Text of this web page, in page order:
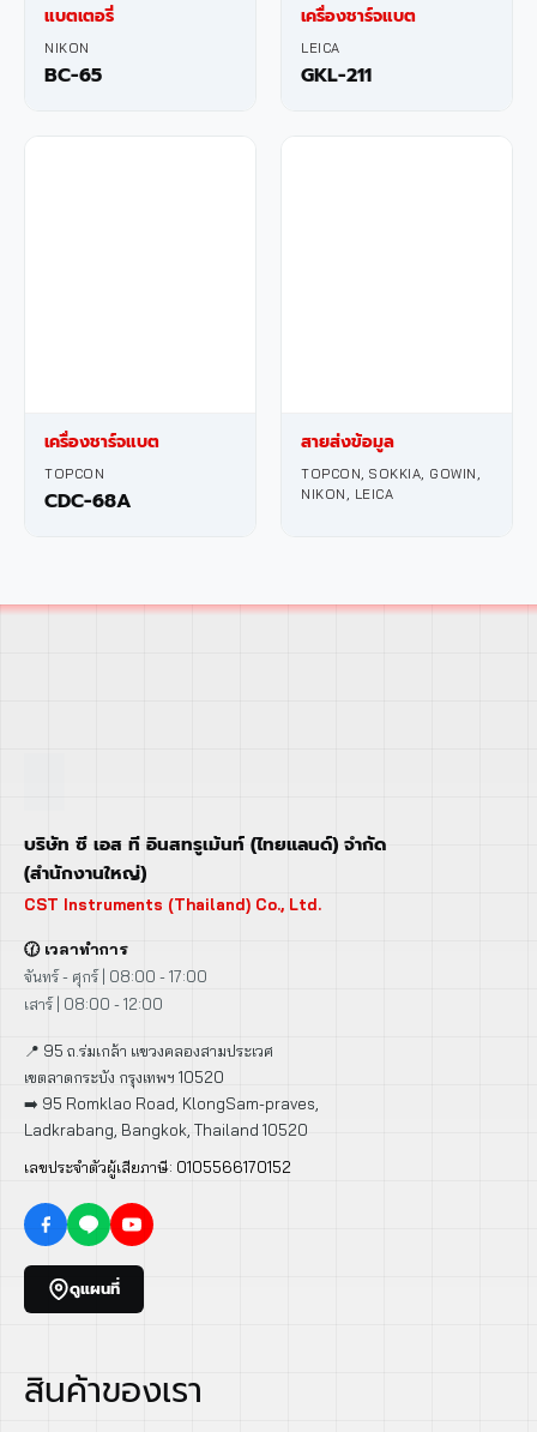
แบตเตอรี่
NIKON
BC-65
เครื่องชาร์จแบต
LEICA
GKL-211
เครื่องชาร์จแบต
TOPCON
CDC-68A
สายส่งข้อมูล
TOPCON, SOKKIA, GOWIN,
NIKON, LEICA
บริษัท ซี เอส ที อินสทรูเม้นท์ (ไทยแลนด์) จำกัด
(สำนักงานใหญ่)
CST Instruments (Thailand) Co., Ltd.
🕜 เวลาทำการ
จันทร์ - ศุกร์ | 08:00 - 17:00
เสาร์ | 08:00 - 12:00
📍 95 ถ.ร่มเกล้า แขวงคลองสามประเวศ
เขตลาดกระบัง กรุงเทพฯ 10520
➡️ 95 Romklao Road, KlongSam-praves,
Ladkrabang, Bangkok, Thailand 10520
เลขประจำตัวผู้เสียภาษี: 0105566170152
ดูแผนที่
สินค้าของเรา